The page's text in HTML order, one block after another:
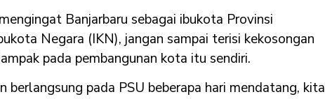
Banjarbaru sebagai ibukota Provinsi
Negara (IKN), jangan sampai terisi kekosongan
pada pembangunan kota itu sendiri.
berlangsung pada PSU beberapa hari mendatang, kita